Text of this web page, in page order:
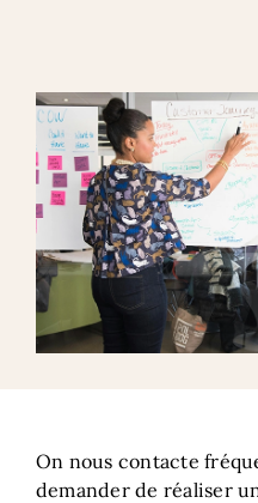
On nous contacte
demander de réaliser